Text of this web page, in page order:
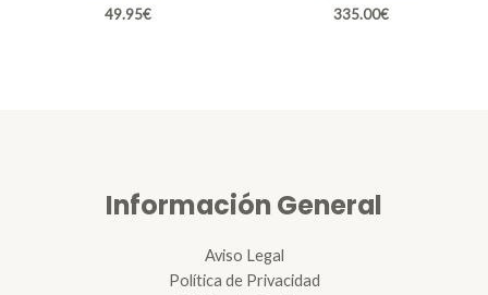
49.95€ 335.00€
Información General
Aviso Legal
Política de Privacidad